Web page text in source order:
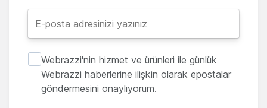
Webrazzi'nin hizmet ve ürünleri ile günlük
Webrazzi haberlerine ilişkin olarak epostalar
göndermesini onaylıyorum.